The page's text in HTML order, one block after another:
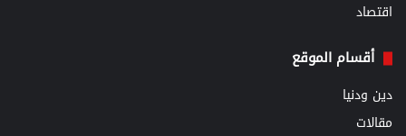
اقتصاد
أقسام الموقع
دين ودنيا
مقالات